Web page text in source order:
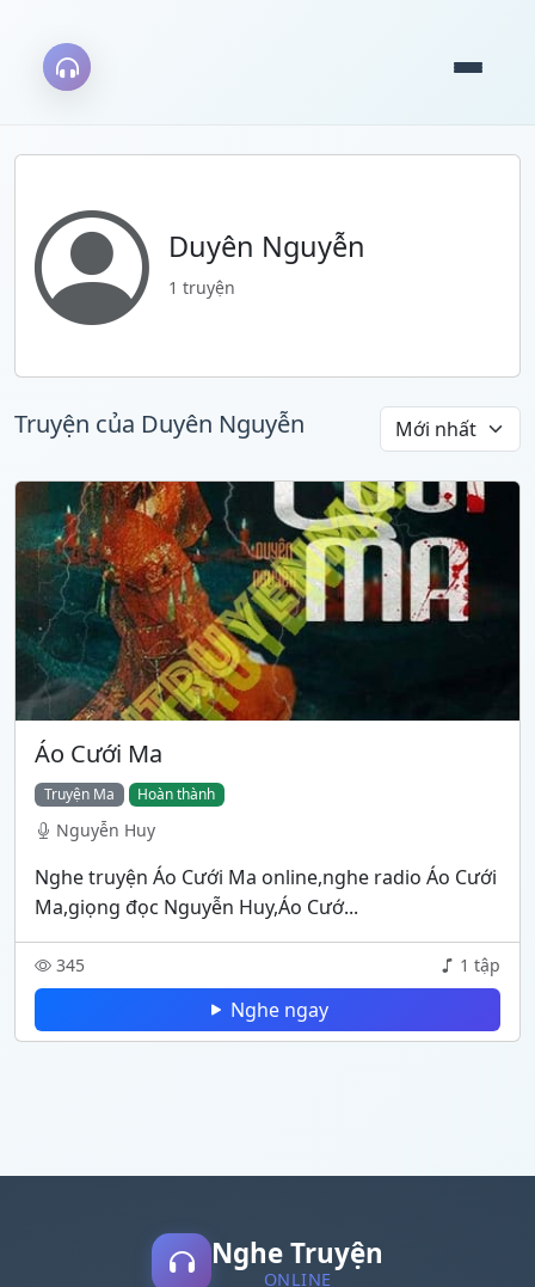
Duyên Nguyễn
1 truyện
Truyện của Duyên Nguyễn
Áo Cưới Ma
Truyện Ma Hoàn thành
Nguyễn Huy
Nghe truyện Áo Cưới Ma online,nghe radio Áo Cưới
Ma,giọng đọc Nguyễn Huy,Áo Cướ...
345 1 tập
Nghe ngay
Nghe Truyện
ONLINE